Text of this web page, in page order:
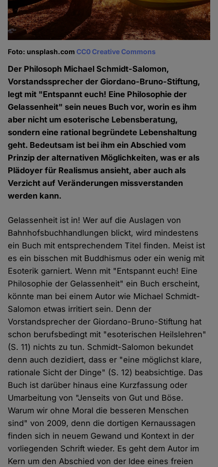
Foto: unsplash.comCC0 Creative Commons
Der Philosoph Michael Schmidt-Salomon,
Vorstandssprecher der Giordano-Bruno-Stiftung,
legt mit "Entspannt euch! Eine Philosophie der
Gelassenheit" sein neues Buch vor, worin es ihm
aber nicht um esoterische Lebensberatung,
sondern eine rational begründete Lebenshaltung
geht. Bedeutsam ist bei ihm ein Abschied vom
Prinzip der alternativen Möglichkeiten, was er als
Plädoyer für Realismus ansieht, aber auch als
Verzicht auf Veränderungen missverstanden
werden kann.
Gelassenheit ist in! Wer auf die Auslagen von
Bahnhofsbuchhandlungen blickt, wird mindestens
ein Buch mit entsprechendem Titel finden. Meist ist
es ein bisschen mit Buddhismus oder ein wenig mit
Esoterik garniert. Wenn mit "Entspannt euch! Eine
Philosophie der Gelassenheit" ein Buch erscheint,
könnte man bei einem Autor wie Michael Schmidt-
Salomon etwas irritiert sein. Denn der
Vorstandsprecher der Giordano-Bruno-Stiftung hat
schon berufsbedingt mit "esoterischen Heilslehren"
(S. 11) nichts zu tun. Schmidt-Salomon bekundet
denn auch dezidiert, dass er "eine möglichst klare,
rationale Sicht der Dinge" (S. 12) beabsichtige. Das
Buch ist darüber hinaus eine Kurzfassung oder
Umarbeitung von "Jenseits von Gut und Böse.
Warum wir ohne Moral die besseren Menschen
sind" von 2009, denn die dortigen Kernaussagen
finden sich in neuem Gewand und Kontext in der
vorliegenden Schrift wieder. Es geht dem Autor im
Kern um den Abschied von der Idee eines freien